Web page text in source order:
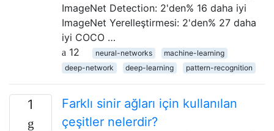
ImageNet Detection: 2'den% 16 daha iyi
ImageNet Yerelleştirmesi: 2'den% 27 daha
iyi COCO …
12
neural-networks
machine-learning
deep-network
deep-learning pattern-recognition
1
Farklı sinir ağları için kullanılan
çeşitler nelerdir?